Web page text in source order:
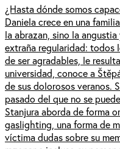
¿Hasta dónde somos
Daniela crece en una
la abrazan, sino la
extraña regularidad: todos
de ser agradables, le
universidad, conoce a
de sus dolorosos veranos.
pasado del que no se
Stanjura aborda de forma
gaslighting, una forma de
víctima dudas sobre su